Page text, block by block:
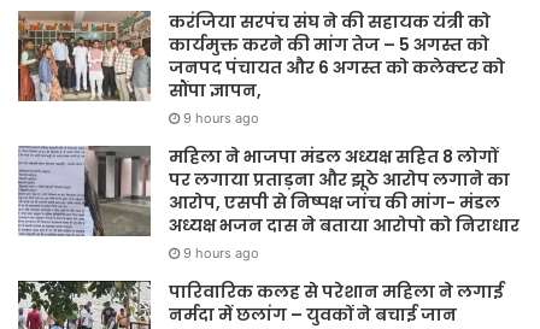
करंजिया सरपंच संघ ने की सहायक यंत्री को
कार्यमुक्त करने की मांग तेज – 5 अगस्त को
जनपद पंचायत और 6 अगस्त को कलेक्टर को
सौंपा ज्ञापन,
9 hours ago
महिला ने भाजपा मंडल अध्यक्ष सहित 8 लोगों
पर लगाया प्रताड़ना और झूठे आरोप लगाने का
आरोप, एसपी से निष्पक्ष जांच की मांग- मंडल
अध्यक्ष भजन दास ने बताया आरोपो को निराधार
9 hours ago
पारिवारिक कलह से परेशान महिला ने लगाई
नर्मदा में छलांग – युवकों ने बचाई जान